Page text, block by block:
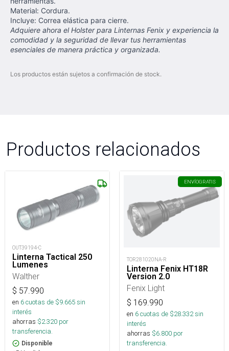
Material: Cordura.
Incluye: Correa elástica para cierre.
Adquiere ahora el Holster para Linternas Fenix y experiencia la
comodidad y la seguridad de llevar tus herramientas
esenciales de manera práctica y organizada.
Los productos están sujetos a confirmación de stock.
Productos relacionados
OUT39194-C
Linterna Tactical 250
Lumenes
Walther
$ 57.990
en 6cuotas de $9.665sin
interés
ahorras $2.320 por
transferencia.
Disponible
ENVÍOGRATIS
TOR281020NA-R
Linterna Fenix HT18R
Version 2.0
Fenix Light
$ 169.990
en 6cuotas de $28.332sin
interés
ahorras $6.800 por
transferencia.